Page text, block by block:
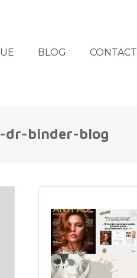
BLOG CONTACT
dr-binder-blog